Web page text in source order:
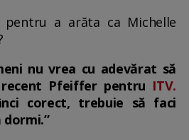
pentru a arăta ca Michelle
nu vrea cu adevărat să
Pfeiffer pentru ITV.
corect, trebuie să faci
dormi.”